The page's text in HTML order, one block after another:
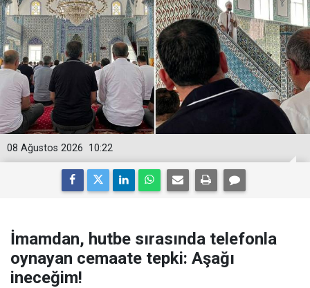
10:22
08 Ağustos 2026
İmamdan, hutbe sırasında telefonla
oynayan cemaate tepki: Aşağı
ineceğim!